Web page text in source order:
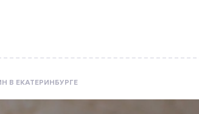
ЕКАТЕРИНБУРГЕ